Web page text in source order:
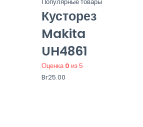
Кусторез
Makita
UH4861
Оценка0 из 5
Br25.00